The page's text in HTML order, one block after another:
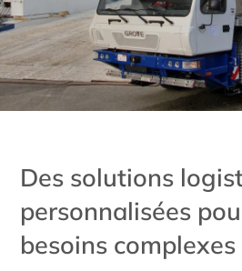
Des solutions
personnalisées
besoins complexes